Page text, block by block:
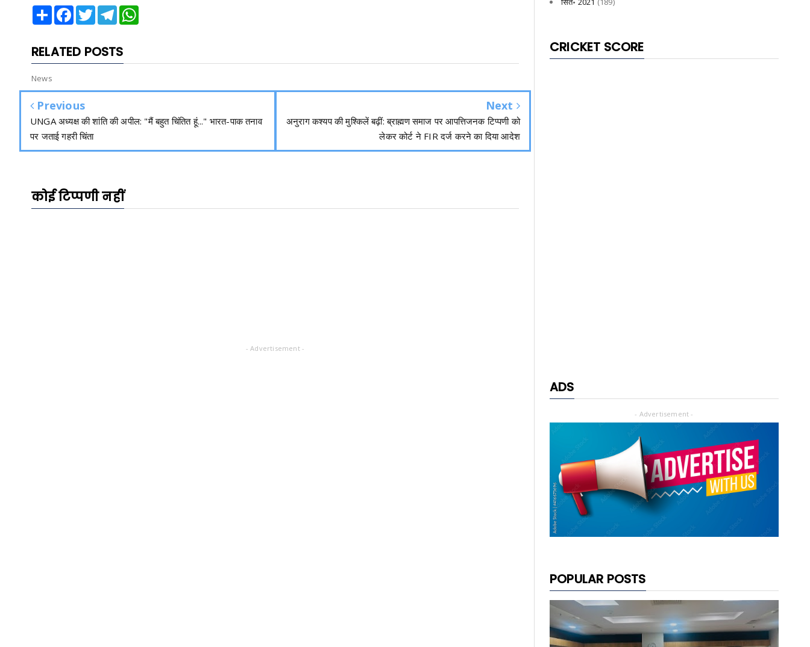
Share Facebook
TwitterTelegram
RELATED POSTS
News
Previous
UNGA अध्यक्ष की शांति की अपील: "मैं बहुत चिंतित हूं..." भारत-पाक तनाव
पर जताई गहरी चिंता
Next
अनुराग कश्यप की मुश्किलें बढ़ीं: ब्राह्मण समाज पर आपत्तिजनक टिप्पणी को
लेकर कोर्ट ने FIR दर्ज करने का दिया आदेश
कोई टिप्पणी नहीं
- Advertisement -
CRICKET SCORE
ADS
- Advertisement -
POPULAR POSTS